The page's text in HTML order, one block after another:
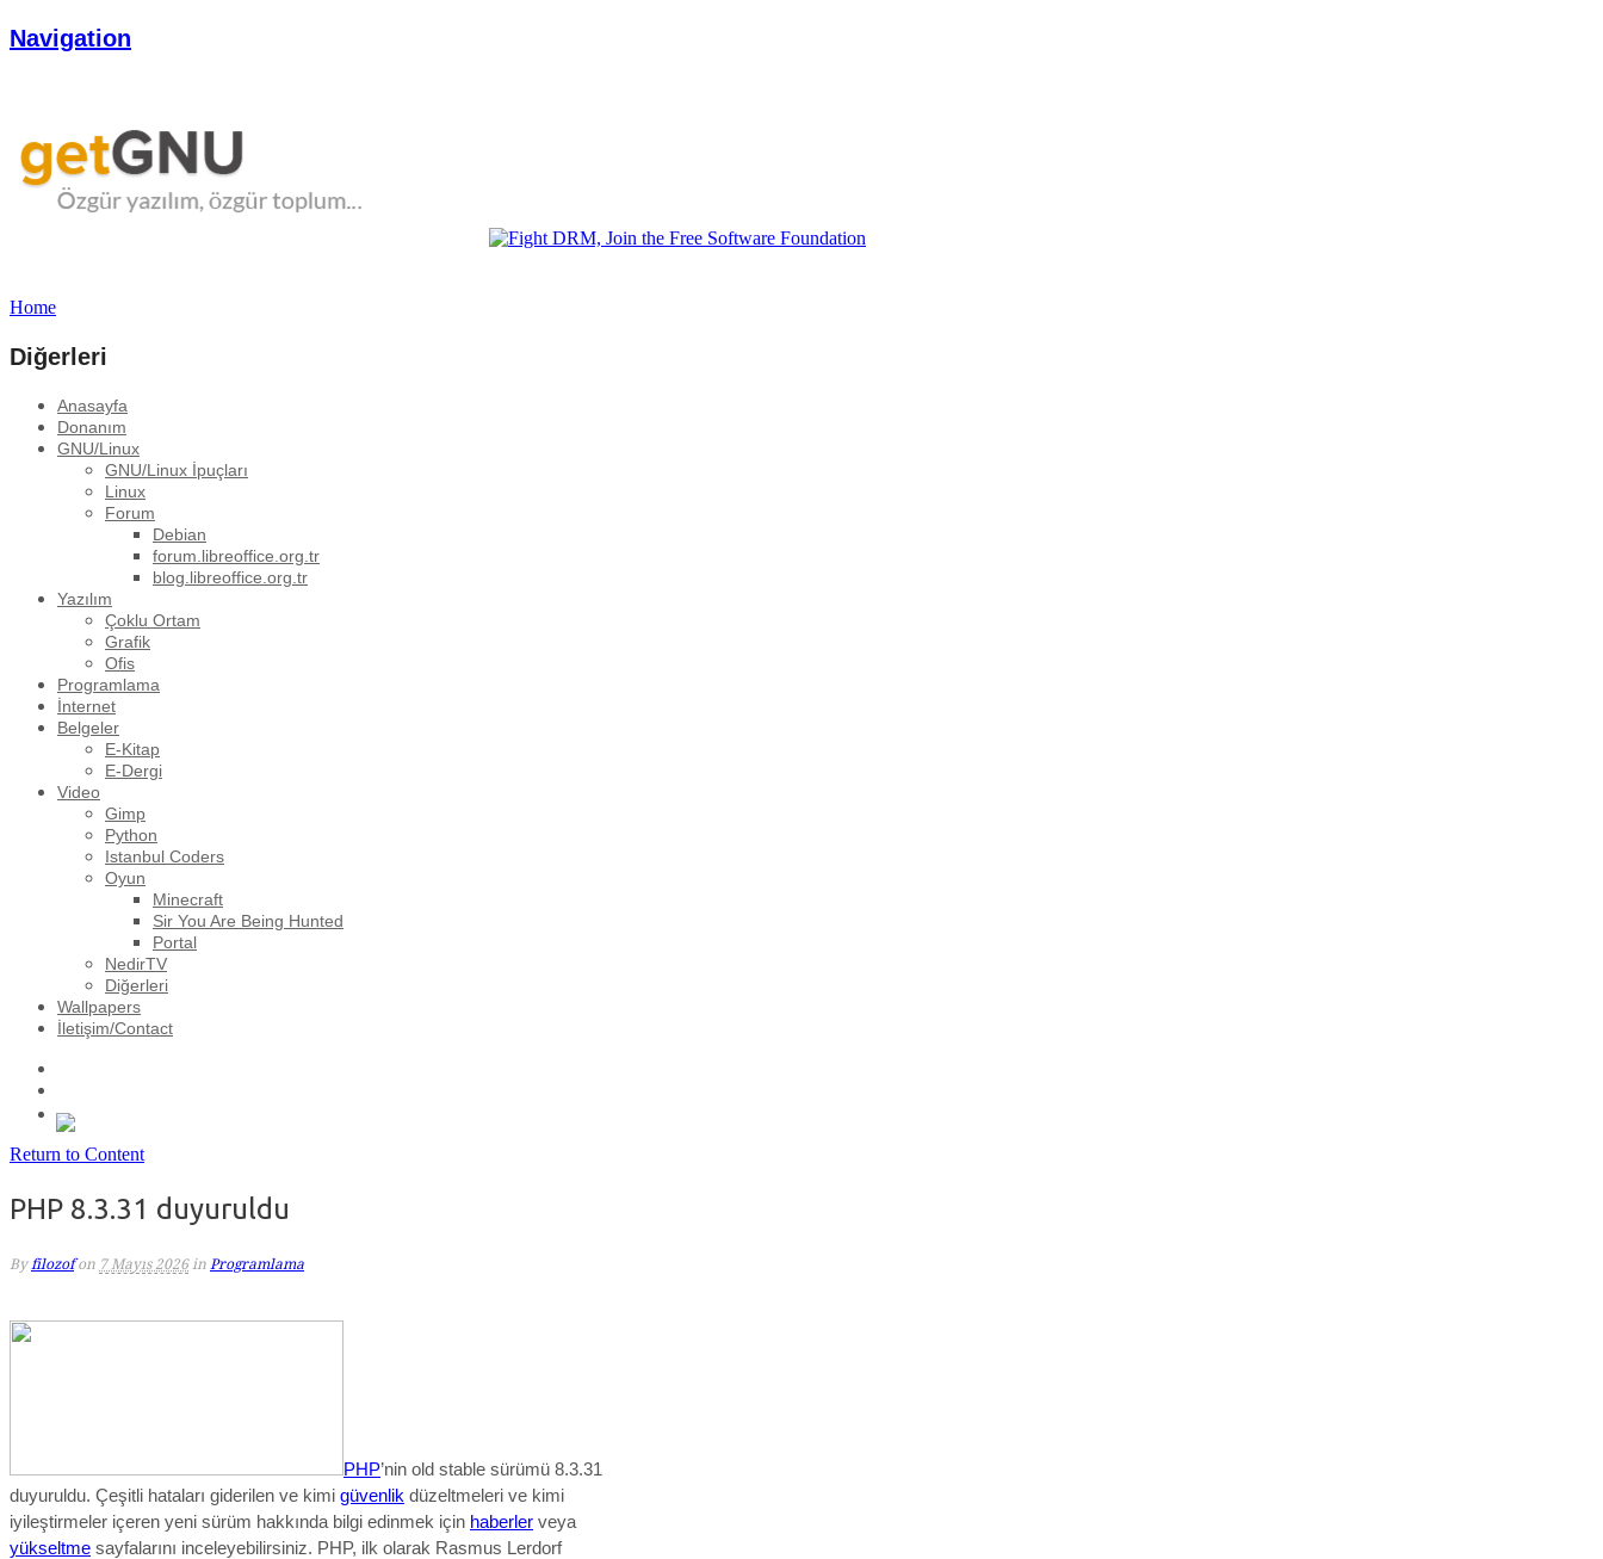
Navigation
Home
Diğerleri
Anasayfa
Donanım
GNU/Linux
GNU/Linux İpuçları
Linux
Forum
Debian
forum.libreoffice.org.tr
blog.libreoffice.org.tr
Yazılım
Çoklu Ortam
Grafik
Ofis
Programlama
İnternet
Belgeler
E-Kitap
E-Dergi
Video
Gimp
Python
Istanbul Coders
Oyun
Minecraft
Sir You Are Being Hunted
Portal
NedirTV
Diğerleri
Wallpapers
İletişim/Contact
Return to Content
PHP 8.3.31 duyuruldu
By filozof on 7 Mayıs 2026 in Programlama
PHP’nin old stable sürümü 8.3.31
duyuruldu. Çeşitli hataları giderilen ve kimi güvenlik düzeltmeleri ve kimi
iyileştirmeler içeren yeni sürüm hakkında bilgi edinmek için haberler veya
yükseltme sayfalarını inceleyebilirsiniz. PHP, ilk olarak Rasmus Lerdorf